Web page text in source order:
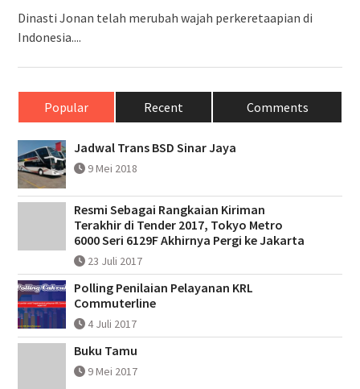
Dinasti Jonan telah merubah wajah perkeretaapian di
Indonesia....
Popular Recent Comments
Jadwal Trans BSD Sinar Jaya
9 Mei 2018
Resmi Sebagai Rangkaian Kiriman
Terakhir di Tender 2017, Tokyo Metro
6000 Seri 6129F Akhirnya Pergi ke Jakarta
23 Juli 2017
Polling Penilaian Pelayanan KRL
Commuterline
4 Juli 2017
Buku Tamu
9 Mei 2017